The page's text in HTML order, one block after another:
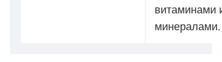
витаминами
минералами.